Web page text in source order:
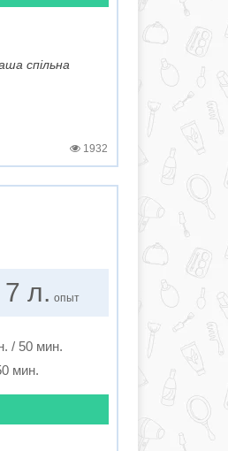
спільна
1932
7 л. опыт
/ 50 мин.
мин.